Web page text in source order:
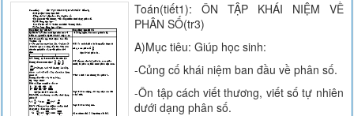
Toán(tiết1): ÔN TẬP KHÁI NIỆM VỀ
PHÂN SỐ(tr3)
A)Mục tiêu: Giúp học sinh:
-Củng cố khái niệm ban đầu về phân số.
-Ôn tập cách viết thương, viết số tự nhiên
dưới dạng phân số.